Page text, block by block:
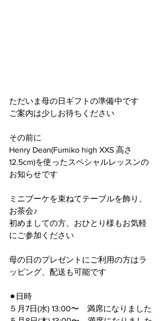
ただいま母の日ギフトの準備中です
ご案内は少しお待ちください
その前に
Henry Dean(Fumiko high XXS 高さ
12.5cm)を使ったスペシャルレッスンの
お知らせです
ミニブーケを束ねてテーブルを飾り、
お茶会♪
初めましての方、おひとり様もお気軽
にご参加ください
母の日のプレゼントにご利用の方はラ
ッピング、配送も可能です
⚫︎日時
５月7日(水) 13:00〜　満席になりました